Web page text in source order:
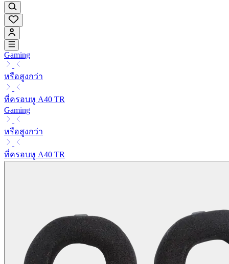
Gaming
หรือสูงกว่า
ที่ครอบหู A40 TR
Gaming
หรือสูงกว่า
ที่ครอบหู A40 TR